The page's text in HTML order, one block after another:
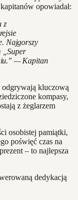
opowiadał:
z
Najgorszy
„Super
— Kapitan
kluczową
kompasy,
z żeglarzem
osobistej pamiątki,
poświęć czas na
– to najlepsza